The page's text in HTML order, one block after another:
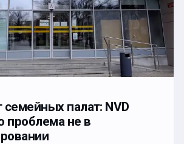
семейных палат: NVD
проблема не в